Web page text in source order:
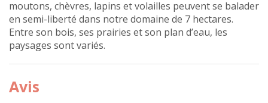
moutons, chèvres, lapins et volailles peuvent se balader
en semi-liberté dans notre domaine de 7 hectares.
Entre son bois, ses prairies et son plan d’eau, les
paysages sont variés.
Avis